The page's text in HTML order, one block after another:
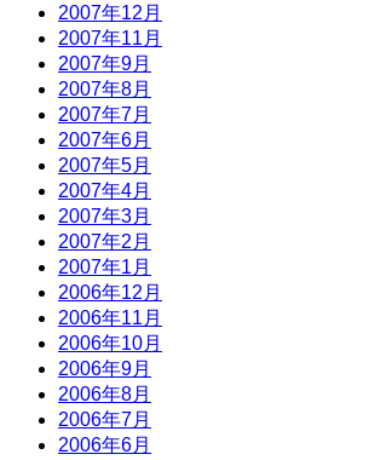
2007年12月
2007年11月
2007年9月
2007年8月
2007年7月
2007年6月
2007年5月
2007年4月
2007年3月
2007年2月
2007年1月
2006年12月
2006年11月
2006年10月
2006年9月
2006年8月
2006年7月
2006年6月